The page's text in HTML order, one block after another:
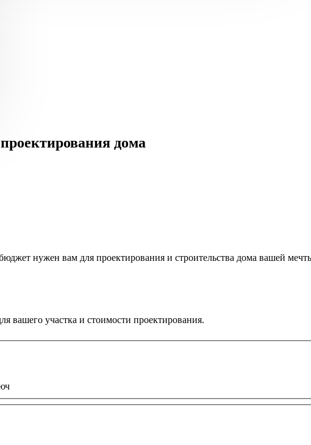
дома
нужен вам для проектирования и строительства дома вашей
вашего участка и стоимости проектирования.